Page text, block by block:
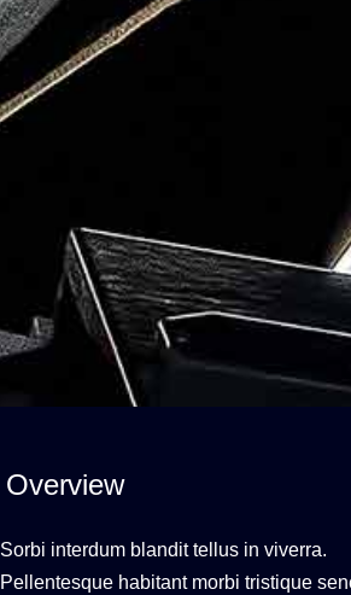
Overview
Sorbi interdum blandit tellus in viverra.
Pellentesque habitant morbi tristique